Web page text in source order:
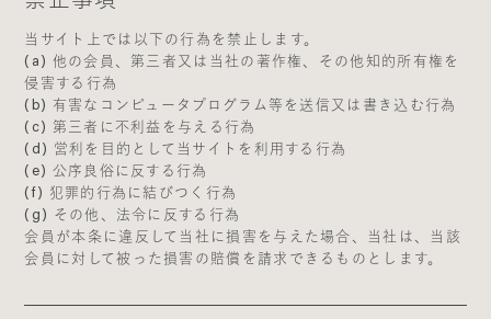
当サイト上では以下の行為を禁止します。
(a) 他の会員、第三者又は当社の著作権、その他知的所有権を
侵害する行為
(b) 有害なコンピュータプログラム等を送信又は書き込む行為
(c) 第三者に不利益を与える行為
(d) 営利を目的として当サイトを利用する行為
(e) 公序良俗に反する行為
(f) 犯罪的行為に結びつく行為
(g) その他、法令に反する行為
会員が本条に違反して当社に損害を与えた場合、当社は、当該
会員に対して被った損害の賠償を請求できるものとします。